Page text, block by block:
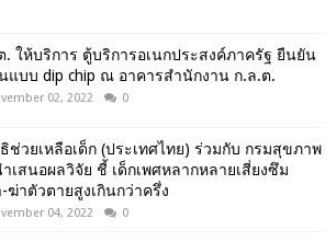
. ให้บริการ ตู้บริการอเนกประสงค์ภาครัฐ ยืนยัน
แบบ dip chip ณ อาคารสำนักงาน ก.ล.ต.
02, 2022 0
ช่วยเหลือเด็ก (ประเทศไทย) ร่วมกับ กรมสุขภาพ
เสนอผลวิจัย ชี้ เด็กเพศหลากหลายเสี่ยงซึม
-ฆ่าตัวตายสูงเกินกว่าครึ่ง
04, 2022 0